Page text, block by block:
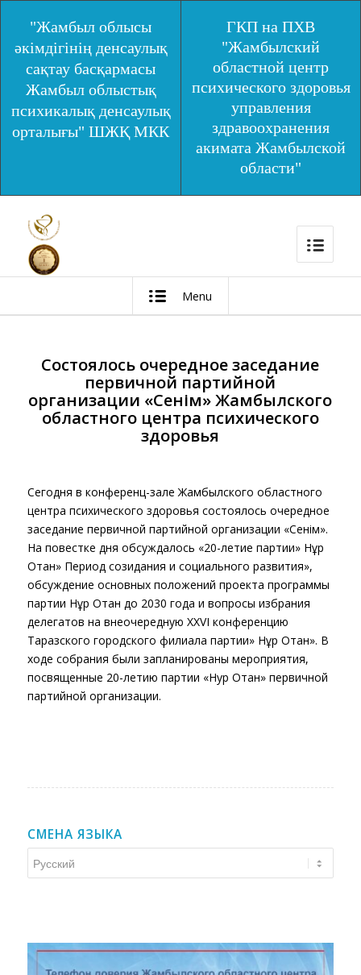
"Жамбыл облысы
әкімдігінің денсаулық
сақтау басқармасы
Жамбыл облыстық
психикалық денсаулық
орталығы" ШЖҚ МКК
ГКП на ПХВ
"Жамбылский
областной центр
психического здоровья
управления
здравоохранения
акимата Жамбылской
области"
Menu
Состоялось очередное заседание
первичной партийной
организации «Сенім» Жамбылского
областного центра психического
здоровья
Сегодня в конференц-зале Жамбылского областного
центра психического здоровья состоялось очередное
заседание первичной партийной организации «Сенім».
На повестке дня обсуждалось «20-летие партии» Нұр
Отан» Период созидания и социального развития»,
обсуждение основных положений проекта программы
партии Нұр Отан до 2030 года и вопросы избрания
делегатов на внеочередную XXVI конференцию
Таразского городского филиала партии» Нұр Отан». В
ходе собрания были запланированы мероприятия,
посвященные 20-летию партии «Нур Отан» первичной
партийной организации.
СМЕНА ЯЗЫКА
языка